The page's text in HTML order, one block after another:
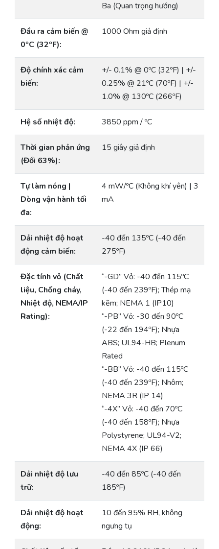
Ba (Quan trọng hướng)
Đầu ra cảm biến @
0ºC (32ºF):
1000 Ohm giả định
Độ chính xác cảm
biến:
+/- 0.1% @ 0ºC (32ºF) | +/-
0.25% @ 21ºC (70ºF) | +/-
1.0% @ 130ºC (266ºF)
Hệ số nhiệt độ: 3850 ppm / ºC
Thời gian phản ứng
(Đổi 63%):
15 giây giả định
Tự làm nóng |
Dòng vận hành tối
đa:
4 mW/ºC (Không khí yên) | 3
mA
Dải nhiệt độ hoạt
động cảm biến:
-40 đến 135ºC (-40 đến
275ºF)
Đặc tính vỏ (Chất
liệu, Chống cháy,
Nhiệt độ, NEMA/IP
Rating):
“-GD” Vỏ: -40 đến 115ºC
(-40 đến 239ºF); Thép mạ
kẽm; NEMA 1 (IP10)
“-PB” Vỏ: -30 đến 90ºC
(-22 đến 194ºF); Nhựa
ABS; UL94-HB; Plenum
Rated
“-BB” Vỏ: -40 đến 115ºC
(-40 đến 239ºF); Nhôm;
NEMA 3R (IP 14)
“-4X” Vỏ: -40 đến 70ºC
(-40 đến 158ºF); Nhựa
Polystyrene; UL94-V2;
NEMA 4X (IP 66)
Dải nhiệt độ lưu
trữ:
-40 đến 85ºC (-40 đến
185ºF)
Dải nhiệt độ hoạt
động:
10 đến 95% RH, không
ngưng tụ